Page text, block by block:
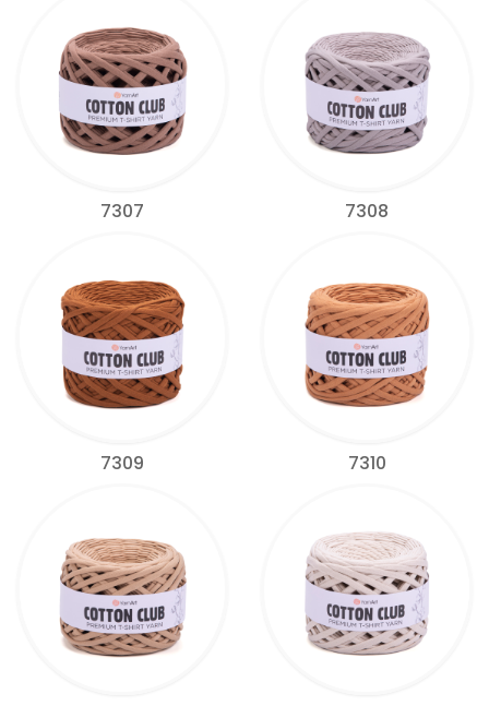
7307 7308
7309 7310